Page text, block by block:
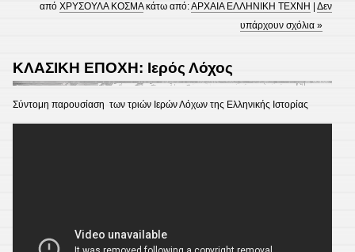
απόΧΡΥΣΟΥΛΑ ΚΟΣΜΑκάτω από:ΑΡΧΑΙΑ ΕΛΛΗΝΙΚΗ ΤΕΧΝΗ |Δεν
υπάρχουν σχόλια »
ΚΛΑΣΙΚΗ ΕΠΟΧΗ: Ιερός Λόχος
Σύντομη παρουσίαση των τριών Ιερών Λόχων της Ελληνικής Ιστορίας